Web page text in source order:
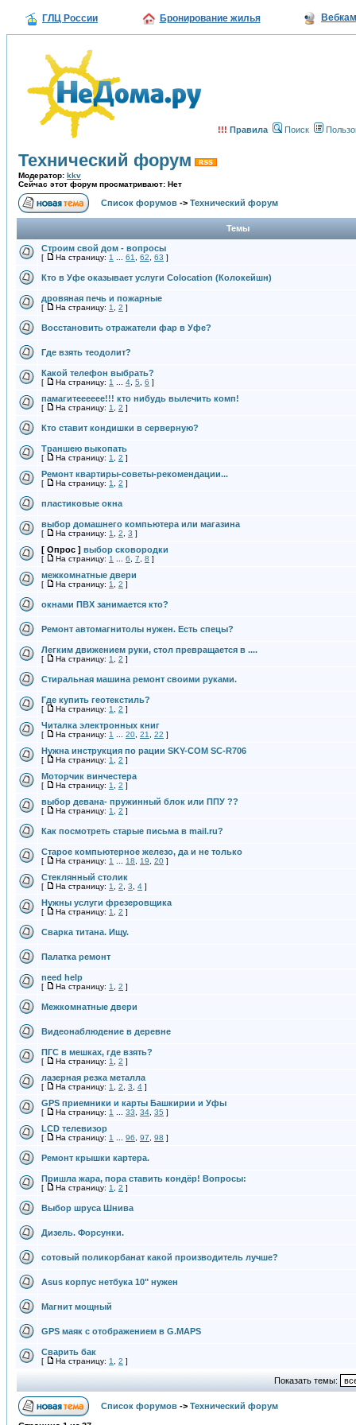
ГЛЦ России Бронирование жилья
!!! Правила Поиск
Технический форум
Модератор: kkv
Сейчас этот форум просматривают: Нет
Список форумов -> Технический форум
Темы
Строим свой дом - вопросы
[ На страницу: 1 61 62 63 ]
Кто в Уфе оказывает услуги Colocation (Колокейшн)
дровяная печь и пожарные
[ На страницу: 1 2 ]
Восстановить отражатели фар в Уфе?
Где взять теодолит?
Какой телефон выбрать?
[ На страницу: 1 4 5 6 ]
памагитееееее!!! кто нибудь вылечить комп!
[ На страницу: 1 2 ]
Кто ставит кондишки в серверную?
Траншею выкопать
[ На страницу: 1 2 ]
Ремонт квартиры-советы-рекомендации...
[ На страницу: 1 2 ]
пластиковые окна
выбор домашнего компьютера или магазина
[ На страницу: 1 2 3 ]
[ Опрос ] выбор сковородки
[ На страницу: 1 6 7 8 ]
межкомнатные двери
[ На страницу: 1 2 ]
окнами ПВХ занимается кто?
Ремонт автомагнитолы нужен. Есть спецы?
Легким движением руки, стол превращается в ....
[ На страницу: 1 2 ]
Стиральная машина ремонт своими руками.
Где купить геотекстиль?
[ На страницу: 1 2 ]
Читалка электронных книг
[ На страницу: 1 20 21 22 ]
Нужна инструкция по рации SKY-COM SC-R706
[ На страницу: 1 2 ]
Моторчик винчестера
[ На страницу: 1 2 ]
выбор девана- пружинный блок или ППУ ??
[ На страницу: 1 2 ]
Как посмотреть старые письма в mail.ru?
Старое компьютерное железо, да и не только
[ На страницу: 1 18 19 20 ]
Стеклянный столик
[ На страницу: 1 2 3 4 ]
Нужны услуги фрезеровщика
[ На страницу: 1 2 ]
Сварка титана. Ищу.
Палатка ремонт
need help
[ На страницу: 1 2 ]
Межкомнатные двери
Видеонаблюдение в деревне
ПГС в мешках, где взять?
[ На страницу: 1 2 ]
лазерная резка металла
[ На страницу: 1 2 3 4 ]
GPS приемники и карты Башкирии и Уфы
[ На страницу: 1 33 34 35 ]
LCD телевизор
[ На страницу: 1 96 97 98 ]
Ремонт крышки картера.
Пришла жара, пора ставить кондёр! Вопросы:
[ На страницу: 1 2 ]
Выбор шруса Шнива
Дизель. Форсунки.
сотовый поликорбанат какой производитель лучше?
Asus корпус нетбука 10" нужен
Магнит мощный
GPS маяк с отображением в G.MAPS
Сварить бак
[ На страницу: 1 2 ]
Показать темы:
Список форумов -> Технический форум